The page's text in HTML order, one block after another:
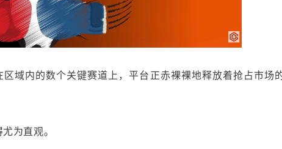
域内的数个关键赛道上，平台正赤裸裸地释放着抢占市场
为直观。